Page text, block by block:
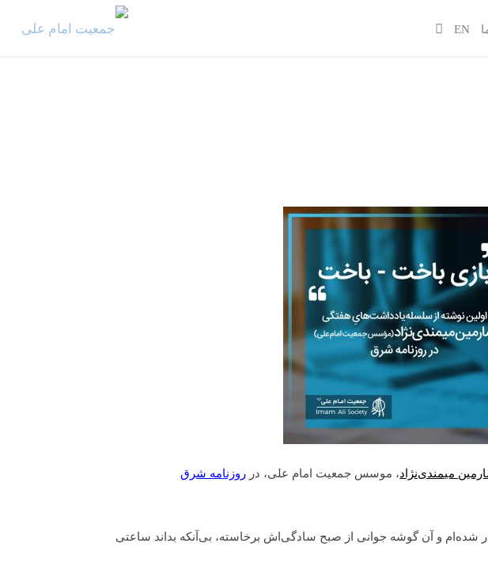
EN
میمندی‌نژاد، موسس جمعیت امام علی، در روزنامه شرق
صبح کسالت‌بارِ ٤٦سالگی بیدار شده‌ام و آن گوشه جوانی از صبح سادگی‌اش برخاسته، بی‌آنکه بداند ساعتی